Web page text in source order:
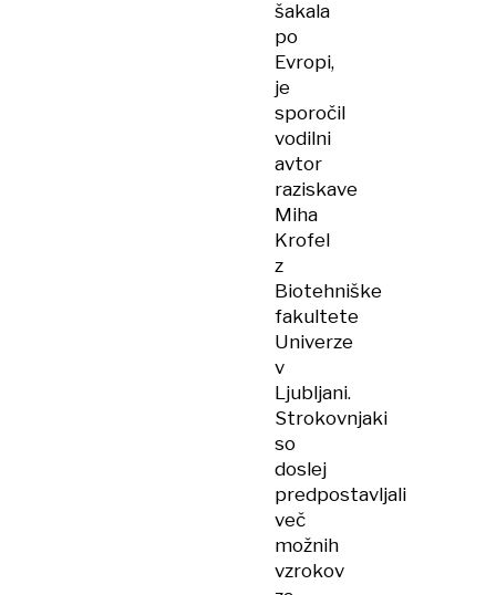
šakala
po
Evropi,
je
sporočil
vodilni
avtor
raziskave
Miha
Krofel
z
Biotehniške
fakultete
Univerze
v
Ljubljani.
Strokovnjaki
so
doslej
predpostavljali
več
možnih
vzrokov